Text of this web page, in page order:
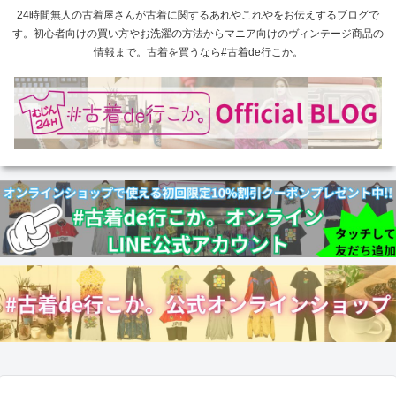
24時間無人の古着屋さんが古着に関するあれやこれやをお伝えするブログで
す。初心者向けの買い方やお洗濯の方法からマニア向けのヴィンテージ商品の
情報まで。古着を買うなら#古着de行こか。